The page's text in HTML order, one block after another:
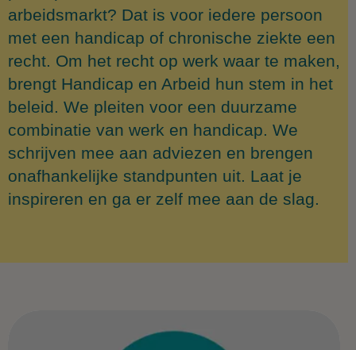
arbeidsmarkt? Dat is voor iedere persoon
met een handicap of chronische ziekte een
recht. Om het recht op werk waar te maken,
brengt Handicap en Arbeid hun stem in het
beleid. We pleiten voor een duurzame
combinatie van werk en handicap. We
schrijven mee aan adviezen en brengen
onafhankelijke standpunten uit. Laat je
inspireren en ga er zelf mee aan de slag.